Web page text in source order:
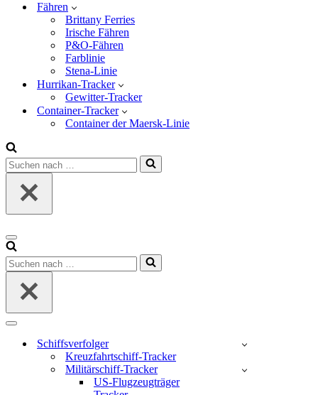
Fähren
Brittany Ferries
Irische Fähren
P&O-Fähren
Farblinie
Stena-Linie
Hurrikan-Tracker
Gewitter-Tracker
Container-Tracker
Container der Maersk-Linie
Suchen
nach …
Navigations-
Menü
Suchen
nach …
Navigations-
Schiffsverfolger
Kreuzfahrtschiff-Tracker
Militärschiff-Tracker
US-Flugzeugträger